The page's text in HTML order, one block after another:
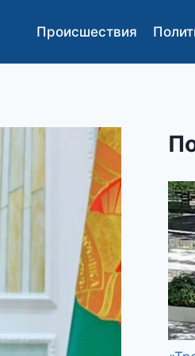
Происшествия